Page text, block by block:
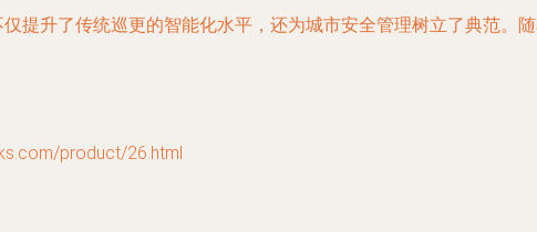
提升了传统巡更的智能化水平，还为城市安全管理树立了典范。
product/26.html